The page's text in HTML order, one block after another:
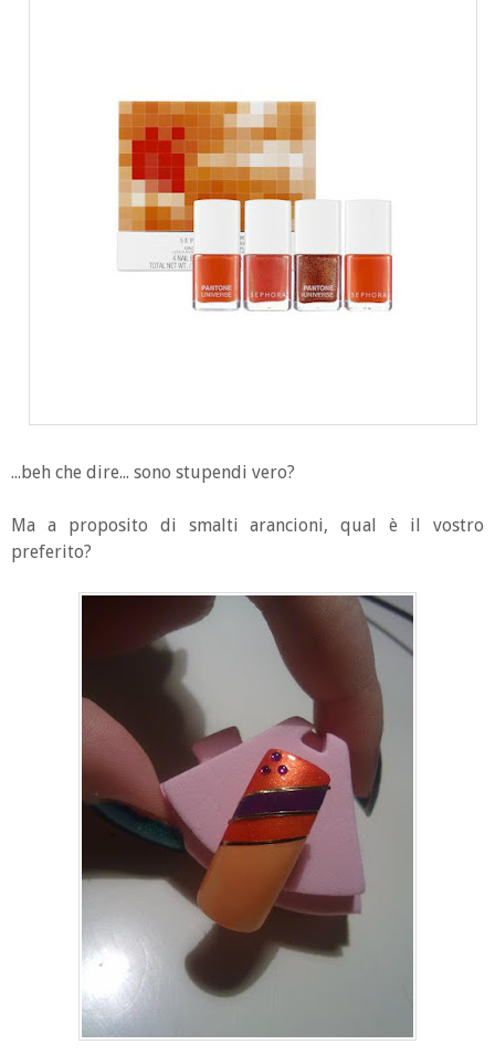
...beh che dire... sono stupendi vero?
Ma a proposito di smalti arancioni, qual è il vostro
preferito?